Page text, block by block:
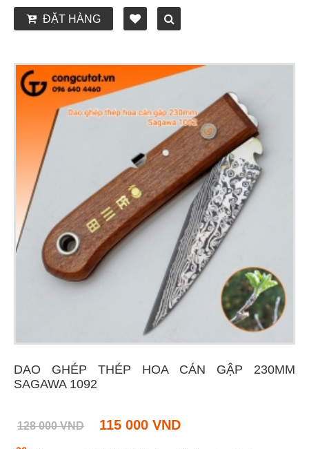
ĐẶT HÀNG
DAO GHÉP THÉP HOA CÁN GẬP 230MM
SAGAWA 1092
128 000 VND 115 000 VND